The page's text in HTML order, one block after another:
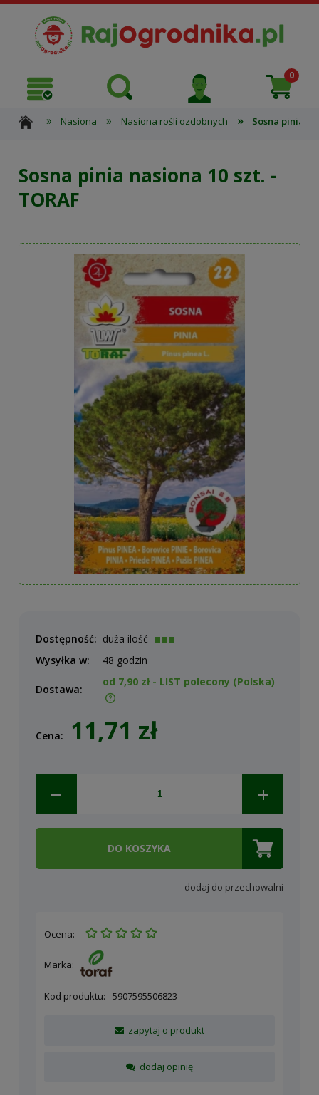
» Nasiona » Nasiona rośli ozdobnych » Sosna pinia
Sosna pinia nasiona 10 szt. -
TORAF
Dostępność: duża ilość
Wysyłka w:
48 godzin
Dostawa:
od 7,90 zł - LIST polecony (Polska)
Cena: 11,71 zł
DO KOSZYKA
dodaj do przechowalni
Ocena:
Marka:
Kod produktu: 5907595506823
zapytaj o produkt
dodaj opinię